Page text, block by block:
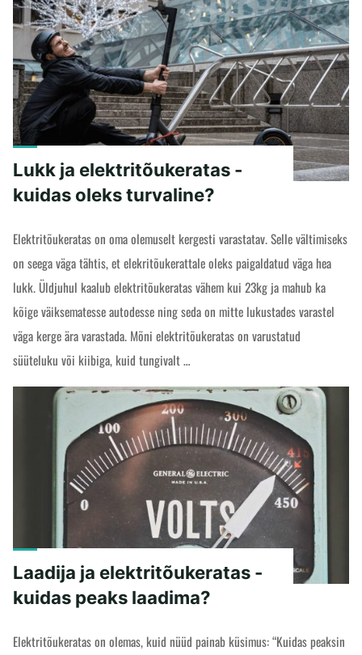
READ MORE"IP-
kaitseaste
-
kui
veekindel
on
elektritõukeratas?"
Lukk ja elektritõukeratas -
kuidas oleks turvaline?
Elektritõukeratas on oma olemuselt kergesti varastatav. Selle vältimiseks
on seega väga tähtis, et elekritõukerattale oleks paigaldatud väga hea
lukk. Üldjuhul kaalub elektritõukeratas vähem kui 23kg ja mahub ka
kõige väiksematesse autodesse ning seda on mitte lukustades varastel
väga kerge ära varastada. Mõni elektritõukeratas on varustatud
süüteluku või kiibiga, kuid tungivalt …
elektritõukeratas
-
kuidas
oleks
turvaline?"
Laadija ja elektritõukeratas -
kuidas peaks laadima?
Elektritõukeratas on olemas, kuid nüüd painab küsimus: “Kuidas peaksin